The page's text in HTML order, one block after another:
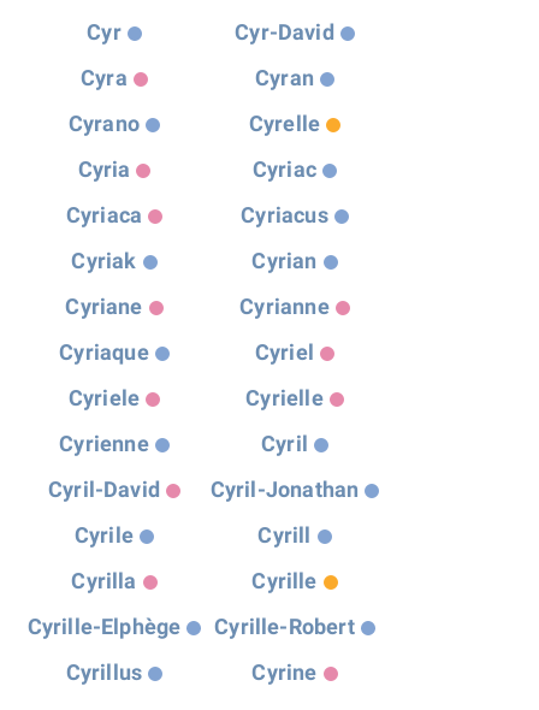
Cyr
Cyr-David
Cyra
Cyran
Cyrano
Cyrelle
Cyria
Cyriac
Cyriaca
Cyriacus
Cyriak
Cyrian
Cyriane
Cyrianne
Cyriaque
Cyriel
Cyriele
Cyrielle
Cyrienne
Cyril
Cyril-David
Cyril-Jonathan
Cyrile
Cyrill
Cyrilla
Cyrille
Cyrille-Elphège
Cyrille-Robert
Cyrillus
Cyrine